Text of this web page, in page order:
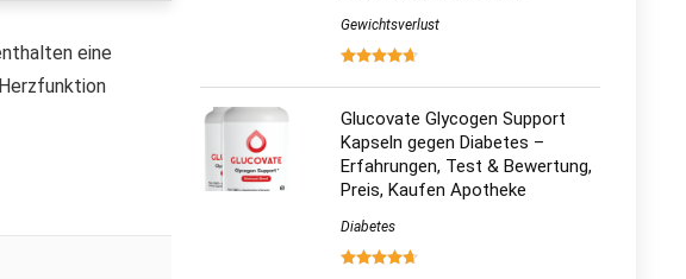
eine
Gewichtsverlust
Glucovate Glycogen Support
Kapseln gegen Diabetes –
Erfahrungen, Test & Bewertung,
Preis, Kaufen Apotheke
Diabetes